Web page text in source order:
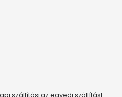
szállítási az egyedi szállítást